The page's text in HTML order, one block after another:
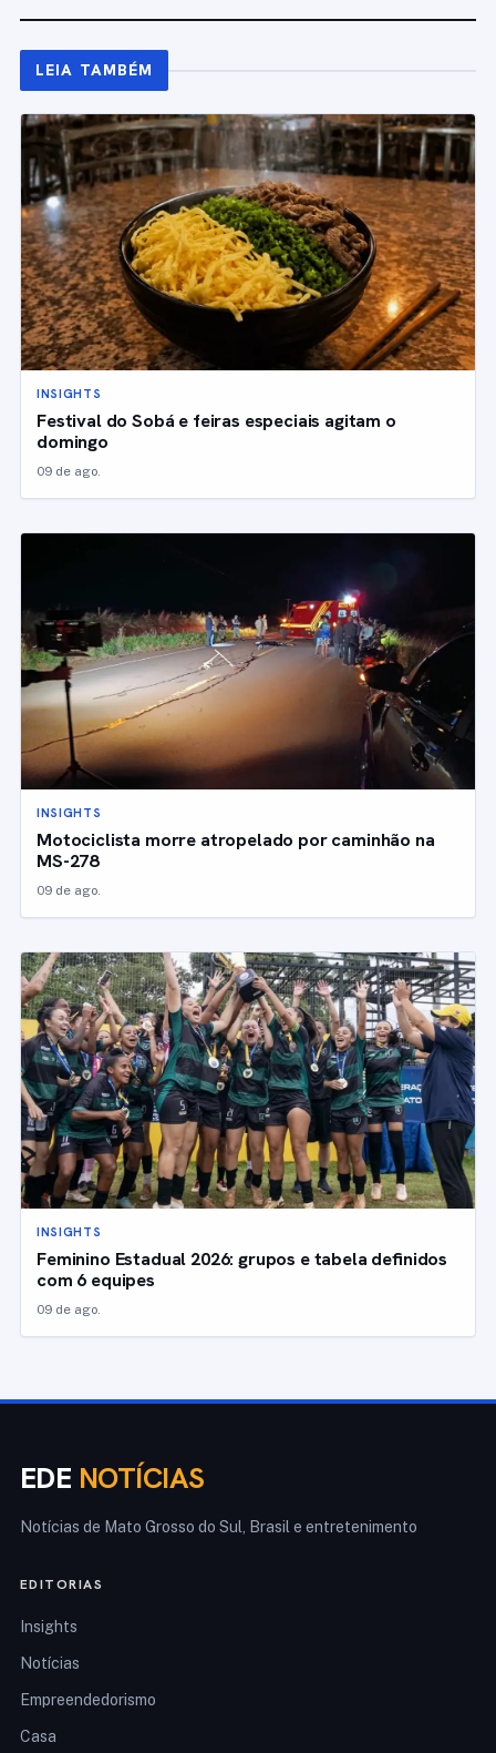
LEIA TAMBÉM
INSIGHTS
Festival do Sobá e feiras especiais agitam o
domingo
09 de ago.
INSIGHTS
Motociclista morre atropelado por caminhão na
MS-278
09 de ago.
INSIGHTS
Feminino Estadual 2026: grupos e tabela definidos
com 6 equipes
09 de ago.
EDE NOTÍCIAS
Notícias de Mato Grosso do Sul, Brasil e entretenimento
EDITORIAS
Insights
Notícias
Empreendedorismo
Casa